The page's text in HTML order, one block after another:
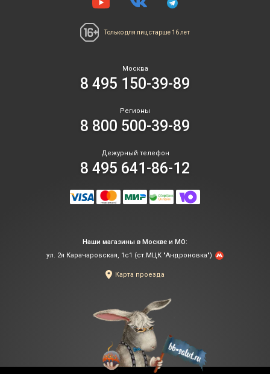
Только для лиц старше 16 лет
Москва
8 495 150-39-89
Регионы
8 800 500-39-89
Дежурный телефон
8 495 641-86-12
Наши магазины в Москве и МО:
ул. 2я Карачаровская, 1с1 (ст.МЦК "Андроновка")
Карта проезда